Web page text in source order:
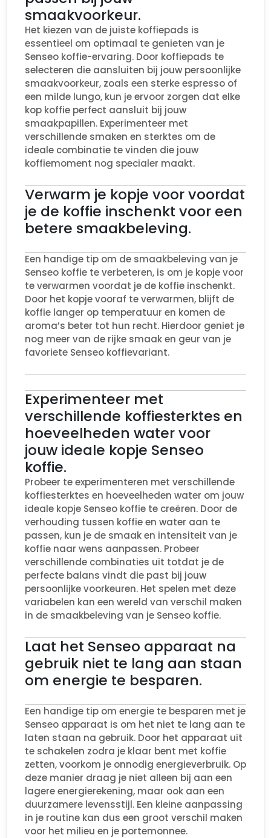
smaakvoorkeur.
Het kiezen van de juiste koffiepads is
essentieel om optimaal te genieten van je
Senseo koffie-ervaring. Door koffiepads te
selecteren die aansluiten bij jouw persoonlijke
smaakvoorkeur, zoals een sterke espresso of
een milde lungo, kun je ervoor zorgen dat elke
kop koffie perfect aansluit bij jouw
smaakpapillen. Experimenteer met
verschillende smaken en sterktes om de
ideale combinatie te vinden die jouw
koffiemoment nog specialer maakt.
Verwarm je kopje voor voordat
je de koffie inschenkt voor een
betere smaakbeleving.
Een handige tip om de smaakbeleving van je
Senseo koffie te verbeteren, is om je kopje voor
te verwarmen voordat je de koffie inschenkt.
Door het kopje vooraf te verwarmen, blijft de
koffie langer op temperatuur en komen de
aroma’s beter tot hun recht. Hierdoor geniet je
nog meer van de rijke smaak en geur van je
favoriete Senseo koffievariant.
Experimenteer met
verschillende koffiesterktes en
hoeveelheden water voor
jouw ideale kopje Senseo
koffie.
Probeer te experimenteren met verschillende
koffiesterktes en hoeveelheden water om jouw
ideale kopje Senseo koffie te creëren. Door de
verhouding tussen koffie en water aan te
passen, kun je de smaak en intensiteit van je
koffie naar wens aanpassen. Probeer
verschillende combinaties uit totdat je de
perfecte balans vindt die past bij jouw
persoonlijke voorkeuren. Het spelen met deze
variabelen kan een wereld van verschil maken
in de smaakbeleving van je Senseo koffie.
Laat het Senseo apparaat na
gebruik niet te lang aan staan
om energie te besparen.
Een handige tip om energie te besparen met je
Senseo apparaat is om het niet te lang aan te
laten staan na gebruik. Door het apparaat uit
te schakelen zodra je klaar bent met koffie
zetten, voorkom je onnodig energieverbruik. Op
deze manier draag je niet alleen bij aan een
lagere energierekening, maar ook aan een
duurzamere levensstijl. Een kleine aanpassing
in je routine kan dus een groot verschil maken
voor het milieu en je portemonnee.